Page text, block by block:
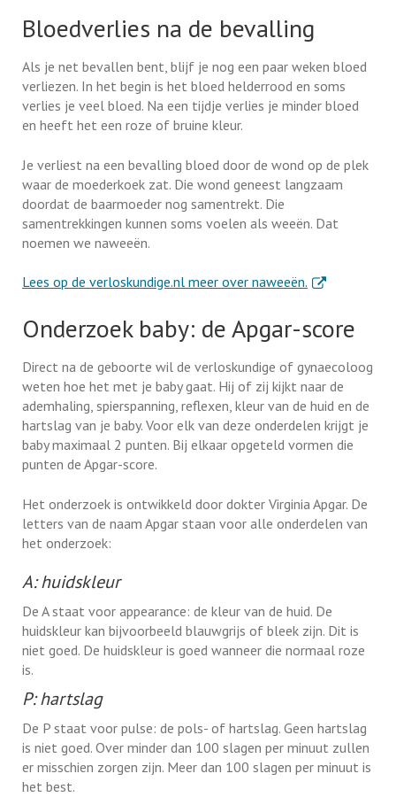
Bloedverlies na de bevalling
Als je net bevallen bent, blijf je nog een paar weken bloed
verliezen. In het begin is het bloed helderrood en soms
verlies je veel bloed. Na een tijdje verlies je minder bloed
en heeft het een roze of bruine kleur.
Je verliest na een bevalling bloed door de wond op de plek
waar de moederkoek zat. Die wond geneest langzaam
doordat de baarmoeder nog samentrekt. Die
samentrekkingen kunnen soms voelen als weeën. Dat
noemen we naweeën.
Lees op de verloskundige.nl meer over naweeën. . Externe link
Onderzoek baby: de Apgar-score
Direct na de geboorte wil de verloskundige of gynaecoloog
weten hoe het met je baby gaat. Hij of zij kijkt naar de
ademhaling, spierspanning, reflexen, kleur van de huid en de
hartslag van je baby. Voor elk van deze onderdelen krijgt je
baby maximaal 2 punten. Bij elkaar opgeteld vormen die
punten de Apgar-score.
Het onderzoek is ontwikkeld door dokter Virginia Apgar. De
letters van de naam Apgar staan voor alle onderdelen van
het onderzoek:
A: huidskleur
De A staat voor appearance: de kleur van de huid. De
huidskleur kan bijvoorbeeld blauwgrijs of bleek zijn. Dit is
niet goed. De huidskleur is goed wanneer die normaal roze
is.
P: hartslag
De P staat voor pulse: de pols- of hartslag. Geen hartslag
is niet goed. Over minder dan 100 slagen per minuut zullen
er misschien zorgen zijn. Meer dan 100 slagen per minuut is
het best.